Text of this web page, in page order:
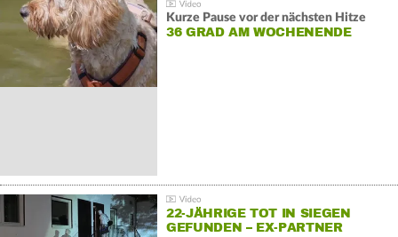
Kurze Pause vor der nächsten Hitze
36 GRAD AM WOCHENENDE
22-JÄHRIGE TOT IN SIEGEN
GEFUNDEN – EX-PARTNER